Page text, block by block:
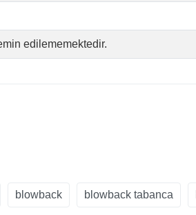
edilememektedir.
blowback blowback tabanca